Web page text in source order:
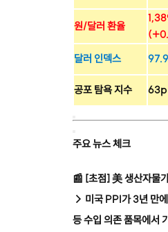
원/달러 환율
달러 인덱스
공포 탐욕 지수 63p
주요 뉴스 체크
📰 [초점] 美 생산자물
→ 미국 PPI가 3년 만에
등 수입 의존 품목에서